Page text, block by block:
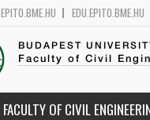
EPITO.BME.HU EDU.EPITO.BME.HU
BUDAPEST
Faculty of Civil
FACULTY OF CIVIL